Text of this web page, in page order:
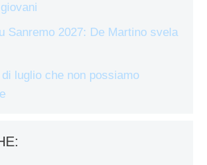
Sanremo 2027: De Martino svela
di luglio che non possiamo